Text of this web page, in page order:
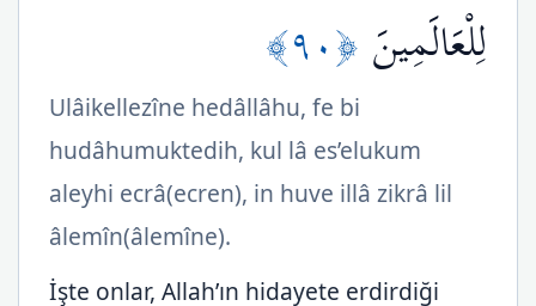
لِلْعَالَمِينَ ﴿٩٠﴾
Ulâikellezîne hedâllâhu, fe bi
hudâhumuktedih, kul lâ es’elukum
aleyhi ecrâ(ecren), in huve illâ zikrâ lil
âlemîn(âlemîne).
İşte onlar, Allah’ın hidayete erdirdiği